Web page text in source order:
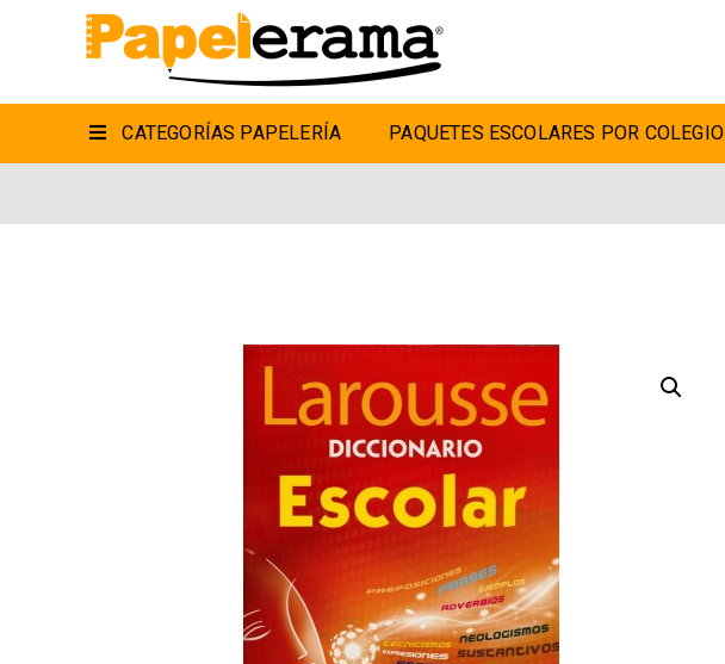
CATEGORÍAS PAPELERÍA PAQUETES ESCOLARES POR COLEGIO